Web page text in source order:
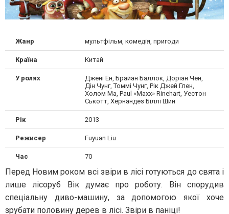
Жанр мультфільм, комедія, пригоди
Країна Китай
У ролях
Джені Ен, Брайан Баллок, Доріан Чен,
Дін Чунг, Томмі Чунг, Рік Джей Глен,
Холом Ма, Paul «Maxx» Rinehart, Уестон
Ськотт, Хернандез Біллі Шин
Рік 2013
Режисер Fuyuan Liu
Час 70
Перед Новим роком всі звіри в лісі готуються до свята і
лише лісоруб Вік думає про роботу. Він спорудив
спеціальну диво-машину, за допомогою якої хоче
зрубати половину дерев в лісі. Звіри в паніці!